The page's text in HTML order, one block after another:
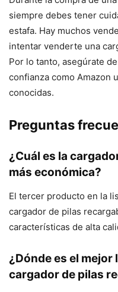
siempre debes tener
estafa. Hay muchos
intentar venderte una
Por lo tanto, asegúrate
confianza como Amazon
conocidas.
Preguntas
¿Cuál es la
más económica?
El tercer producto en la
cargador de pilas
características de alta
¿Dónde es el
cargador de pilas